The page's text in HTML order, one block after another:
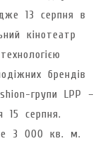
13 серпня в
кінотеатр
брендів
групи LPP –
15 серпня.
3 000 кв. м.